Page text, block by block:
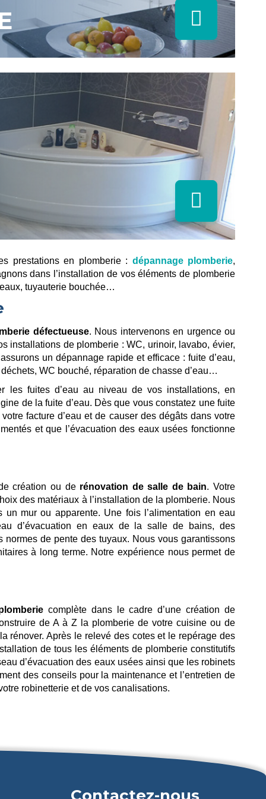
prestations en plomberie : dépannage plomberie,
dans l’installation de vos éléments de plomberie
tuyauterie bouchée…
défectueuse. Nous intervenons en urgence ou
installations de plomberie : WC, urinoir, lavabo, évier,
un dépannage rapide et efficace : fuite d’eau,
WC bouché, réparation de chasse d’eau…
les fuites d’eau au niveau de vos installations, en
de la fuite d’eau. Dès que vous constatez une fuite
facture d’eau et de causer des dégâts dans votre
et que l’évacuation des eaux usées fonctionne
création ou de rénovation de salle de bain. Votre
des matériaux à l’installation de la plomberie. Nous
mur ou apparente. Une fois l’alimentation en eau
d’évacuation en eaux de la salle de bains, des
de pente des tuyaux. Nous vous garantissons
à long terme. Notre expérience nous permet de
complète dans le cadre d’une création de
de A à Z la plomberie de votre cuisine ou de
rénover. Après le relevé des cotes et le repérage des
de tous les éléments de plomberie constitutifs
d’évacuation des eaux usées ainsi que les robinets
des conseils pour la maintenance et l’entretien de
robinetterie et de vos canalisations.